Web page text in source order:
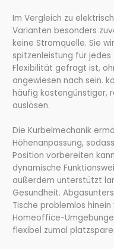
Im Vergleich zu
Varianten besonders
keine Stromquelle. Sie
spitzenleistung für
Flexibilität gefragt ist,
angewiesen nach sein.
häufig kostengünstiger,
auslösen.
Die Kurbelmechanik
Höhenanpassung,
Position vorbereiten
dynamische
außerdem unterstützt
Gesundheit.
Tische problemlos
Homeoffice-
flexibel zumal